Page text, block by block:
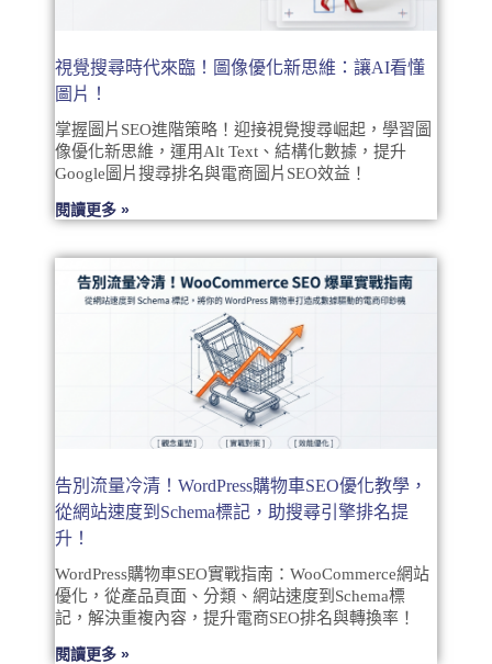
視覺搜尋時代來臨！圖像優化新思維：讓AI看懂
圖片！
掌握圖片SEO進階策略！迎接視覺搜尋崛起，學習圖
像優化新思維，運用Alt Text、結構化數據，提升
Google圖片搜尋排名與電商圖片SEO效益！
閱讀更多 »
告別流量冷清！WordPress購物車SEO優化教學，
從網站速度到Schema標記，助搜尋引擎排名提
升！
WordPress購物車SEO實戰指南：WooCommerce網站
優化，從產品頁面、分類、網站速度到Schema標
記，解決重複內容，提升電商SEO排名與轉換率！
閱讀更多 »